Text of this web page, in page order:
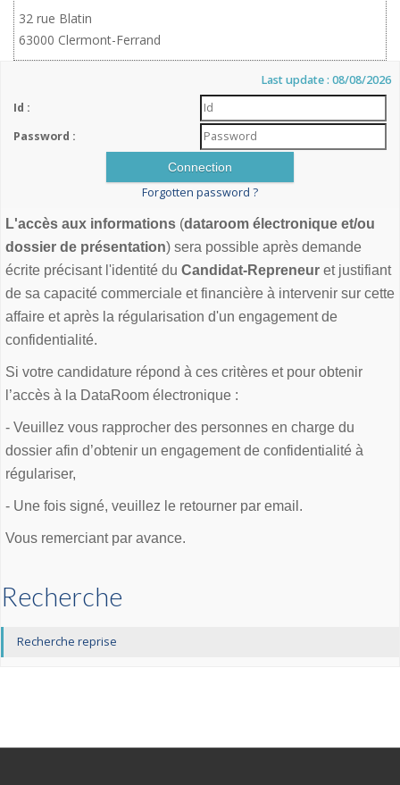
32 rue Blatin
63000 Clermont-Ferrand
Last update : 08/08/2026
Id :
Password :
Forgotten password ?
L'accès aux informations (dataroom électronique et/ou
dossier de présentation) sera possible après demande
écrite précisant l'identité du Candidat-Repreneur et justifiant
de sa capacité commerciale et financière à intervenir sur cette
affaire et après la régularisation d'un engagement de
confidentialité.
Si votre candidature répond à ces critères et pour obtenir
l’accès à la DataRoom électronique :
- Veuillez vous rapprocher des personnes en charge du
dossier afin d’obtenir un engagement de confidentialité à
régulariser,
- Une fois signé, veuillez le retourner par email.
Vous remerciant par avance.
Recherche
Recherche reprise